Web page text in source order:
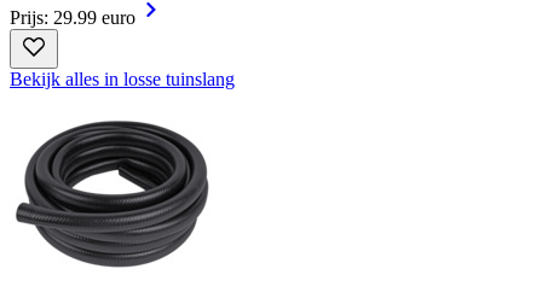
Prijs: 29.99 euro
Bekijk alles in losse tuinslang